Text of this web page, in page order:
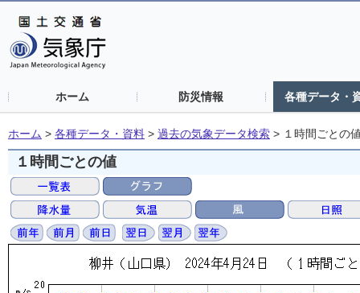
ホーム 防災情報 各種データ・
ホーム > 各種データ・資料 > 過去の気象データ検索 > １時間ごとの
１時間ごとの値